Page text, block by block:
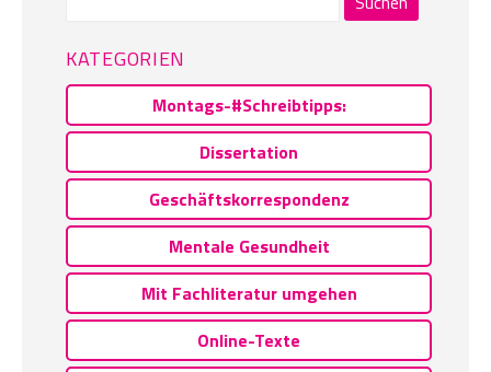
KATEGORIEN
Montags-#Schreibtipps:
Dissertation
Geschäftskorrespondenz
Mentale Gesundheit
Mit Fachliteratur umgehen
Online-Texte